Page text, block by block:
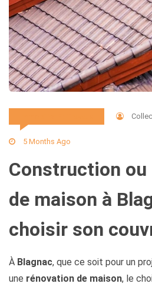
5 Months Ago
Construction
de maison à
choisir son
À Blagnac, que ce soit pour un
une rénovation de maison, le